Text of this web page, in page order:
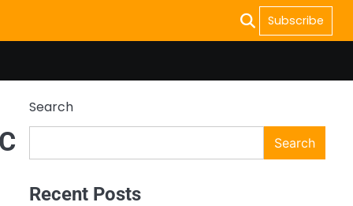
Subscribe
Search
Search
Recent Posts